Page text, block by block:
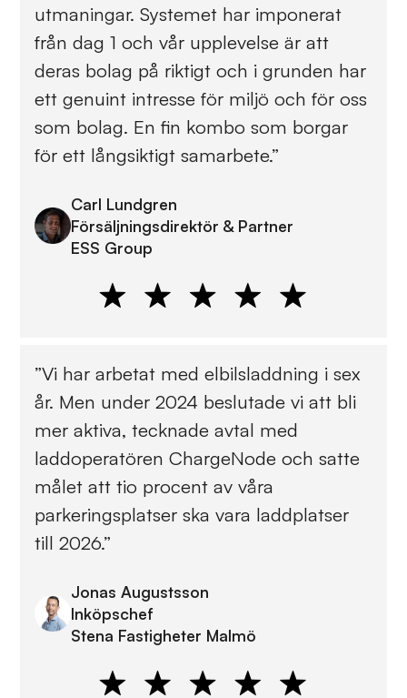
utmaningar. Systemet har imponerat
från dag 1 och vår upplevelse är att
deras bolag på riktigt och i grunden har
ett genuint intresse för miljö och för oss
som bolag. En fin kombo som borgar
för ett långsiktigt samarbete.”
Carl Lundgren
Försäljningsdirektör & Partner
ESS Group
”Vi har arbetat med elbilsladdning i sex
år. Men under 2024 beslutade vi att bli
mer aktiva, tecknade avtal med
laddoperatören ChargeNode och satte
målet att tio procent av våra
parkeringsplatser ska vara laddplatser
till 2026.”
Jonas Augustsson
Inköpschef
Stena Fastigheter Malmö